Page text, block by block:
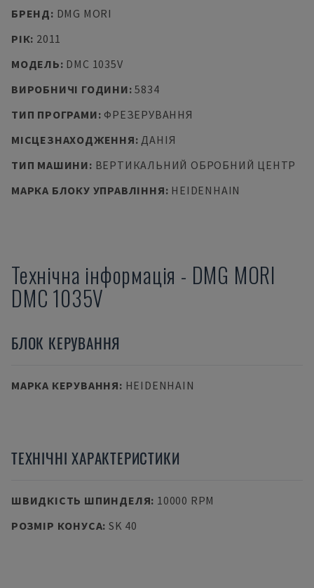
БРЕНД: DMG MORI
РІК: 2011
МОДЕЛЬ: DMC 1035V
ВИРОБНИЧІ ГОДИНИ:5834
ТИП ПРОГРАМИ: ФРЕЗЕРУВАННЯ
МІСЦЕЗНАХОДЖЕННЯ:ДАНІЯ
ТИП МАШИНИ: ВЕРТИКАЛЬНИЙ ОБРОБНИЙ ЦЕНТР
МАРКА БЛОКУ УПРАВЛІННЯ: HEIDENHAIN
Технічна інформація - DMG MORI
DMC 1035V
БЛОК КЕРУВАННЯ
МАРКА КЕРУВАННЯ: HEIDENHAIN
ТЕХНІЧНІ ХАРАКТЕРИСТИКИ
ШВИДКІСТЬ ШПИНДЕЛЯ: 10000 RPM
РОЗМІР КОНУСА: SK 40